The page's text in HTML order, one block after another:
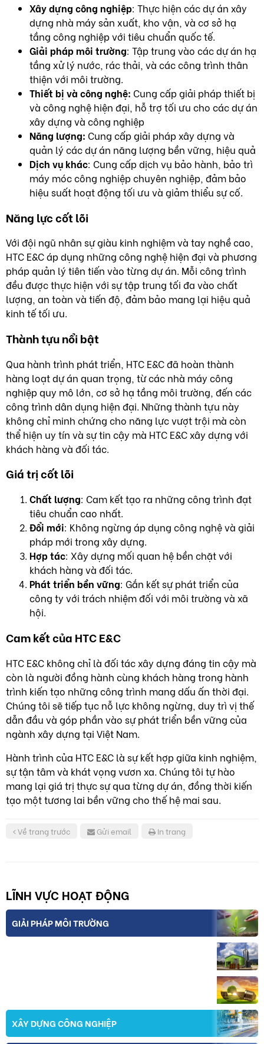
Xây dựng công nghiệp: Thực hiện các dự án xây
dựng nhà máy sản xuất, kho vận, và cơ sở hạ
tầng công nghiệp với tiêu chuẩn quốc tế.
Giải pháp môi trường: Tập trung vào các dự án hạ
tầng xử lý nước, rác thải, và các công trình thân
thiện với môi trường.
Thiết bị và công nghệ: Cung cấp giải pháp thiết bị
và công nghệ hiện đại, hỗ trợ tối ưu cho các dự án
xây dựng và công nghiệp
Năng lượng: Cung cấp giải pháp xây dựng và
quản lý các dự án năng lượng bền vững, hiệu quả
Dịch vụ khác: Cung cấp dịch vụ bảo hành, bảo trì
máy móc công nghiệp chuyên nghiệp, đảm bảo
hiệu suất hoạt động tối ưu và giảm thiểu sự cố.
Năng lực cốt lõi
Với đội ngũ nhân sự giàu kinh nghiệm và tay nghề cao,
HTC E&C áp dụng những công nghệ hiện đại và phương
pháp quản lý tiên tiến vào từng dự án. Mỗi công trình
đều được thực hiện với sự tập trung tối đa vào chất
lượng, an toàn và tiến độ, đảm bảo mang lại hiệu quả
kinh tế tối ưu.
Thành tựu nổi bật
Qua hành trình phát triển, HTC E&C đã hoàn thành
hàng loạt dự án quan trọng, từ các nhà máy công
nghiệp quy mô lớn, cơ sở hạ tầng môi trường, đến các
công trình dân dụng hiện đại. Những thành tựu này
không chỉ minh chứng cho năng lực vượt trội mà còn
thể hiện uy tín và sự tin cậy mà HTC E&C xây dựng với
khách hàng và đối tác.
Giá trị cốt lõi
Chất lượng: Cam kết tạo ra những công trình đạt
tiêu chuẩn cao nhất.
Đổi mới: Không ngừng áp dụng công nghệ và giải
pháp mới trong xây dựng.
Hợp tác: Xây dựng mối quan hệ bền chặt với
khách hàng và đối tác.
Phát triển bền vững: Gắn kết sự phát triển của
công ty với trách nhiệm đối với môi trường và xã
hội.
Cam kết của HTC E&C
HTC E&C không chỉ là đối tác xây dựng đáng tin cậy mà
còn là người đồng hành cùng khách hàng trong hành
trình kiến tạo những công trình mang dấu ấn thời đại.
Chúng tôi sẽ tiếp tục nỗ lực không ngừng, duy trì vị thế
dẫn đầu và góp phần vào sự phát triển bền vững của
ngành xây dựng tại Việt Nam.
Hành trình của HTC E&C là sự kết hợp giữa kinh nghiệm,
sự tận tâm và khát vọng vươn xa. Chúng tôi tự hào
mang lại giá trị thực sự qua từng dự án, đồng thời kiến
tạo một tương lai bền vững cho thế hệ mai sau.
Về trang trước Gửi email In trang
LĨNH VỰC HOẠT ĐỘNG
GIẢI PHÁP MÔI TRƯỜNG
XÂY DỰNG CÔNG NGHIỆP